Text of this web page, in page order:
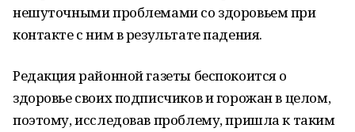
нешуточными проблемами со здоровьем при
контакте с ним в результате падения.
Редакция районной газеты беспокоится о
здоровье своих подписчиков и горожан в целом,
поэтому, исследовав проблему, пришла к таким